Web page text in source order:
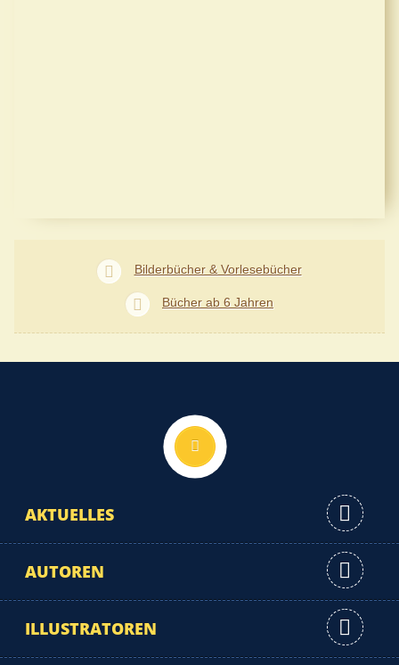
Bilderbücher & Vorlesebücher
Bücher ab 6 Jahren
AKTUELLES
AUTOREN
ILLUSTRATOREN